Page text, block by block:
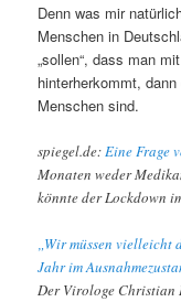
Denn was mir
Menschen in
„sollen“, dass man
hinterherkommt,
Menschen sind.
spiegel.de:Eine Frage
Monaten weder
könnte der Lockdown
„Wir müssen vielleicht
Jahr im
Der Virologe Christian